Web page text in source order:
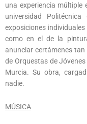
una experiencia múltiple
universidad
exposiciones
como en el de la
anunciar certámenes
de Orquestas de
Murcia. Su obra,
nadie.
MÚSICA